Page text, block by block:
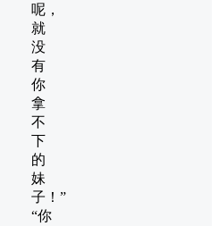
呢，
就
没
有
你
拿
不
下
的
妹
子！”
“你